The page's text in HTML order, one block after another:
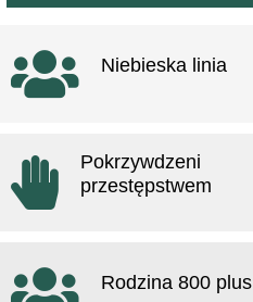
Ważne linki
Niebieska linia
Pokrzywdzeni
przestępstwem
Rodzina 800 plus